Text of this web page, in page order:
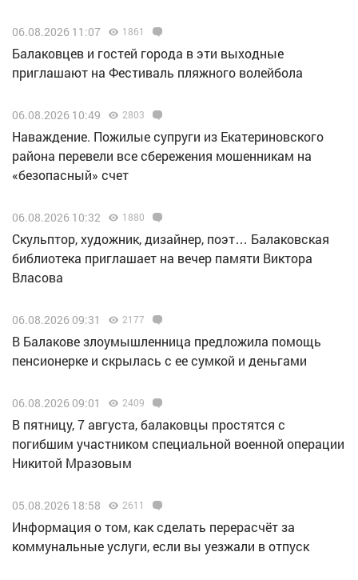
06.08.2026 11:07 1861
Балаковцев и гостей города в эти выходные
приглашают на Фестиваль пляжного волейбола
06.08.2026 10:49 2803
Наваждение. Пожилые супруги из Екатериновского
района перевели все сбережения мошенникам на
«безопасный» счет
06.08.2026 10:32 1880
Скульптор, художник, дизайнер, поэт… Балаковская
библиотека приглашает на вечер памяти Виктора
Власова
06.08.2026 09:31 2177
В Балакове злоумышленница предложила помощь
пенсионерке и скрылась с ее сумкой и деньгами
06.08.2026 09:01 2409
В пятницу, 7 августа, балаковцы простятся с
погибшим участником специальной военной операции
Никитой Мразовым
05.08.2026 18:58 2611
Информация о том, как сделать перерасчёт за
коммунальные услуги, если вы уезжали в отпуск